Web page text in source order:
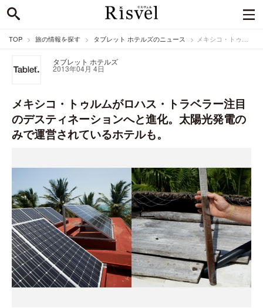
TOP 旅の情報を探す タブレット ホテルズのニュース メキシコ・トゥルムがロハス・トラベラー注目のデスティネーションへと進化。太陽光発電のみで運営されているホテルも。
タブレット ホテルズ
2013年04月 4日
メキシコ・トゥルムがロハス・トラベラー注目
のデスティネーションへと進化。太陽光発電の
みで運営されているホテルも。